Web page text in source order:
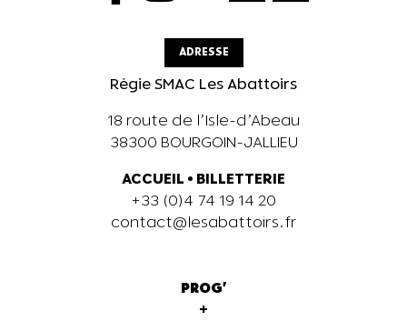
ADRESSE
Régie SMAC Les Abattoirs
18 route de l’Isle-d’Abeau
38300 BOURGOIN-JALLIEU
ACCUEIL • BILLETTERIE
+33 (0)4 74 19 14 20
contact@lesabattoirs.fr
PROG'
+